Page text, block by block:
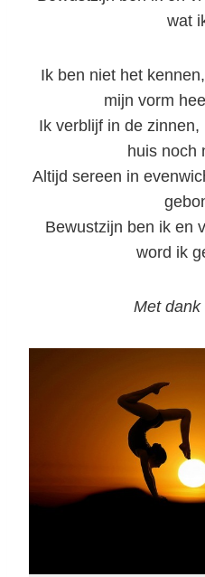
wat
Ik ben niet het
mijn vorm
Ik verblijf in de
huis noch
Altijd sereen in
Bewustzijn ben ik en
word ik
Met dank